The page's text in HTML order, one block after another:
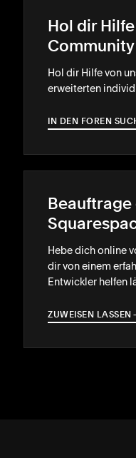
Hol dir
Community
Hol dir Hilfe von
erweiterten
IN DEN FOREN
Beauftrage
Hebe dich online
dir von einem
Entwickler helfen
ZUWEISEN LASSEN
→